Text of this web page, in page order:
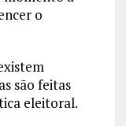
o
são feitas
eleitoral.